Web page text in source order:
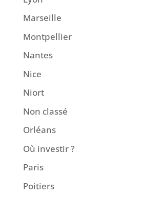
Marseille
Montpellier
Nantes
Nice
Niort
Non classé
Orléans
Où investir ?
Paris
Poitiers